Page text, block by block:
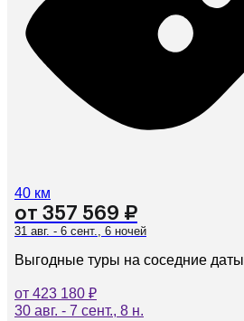
40 км
от 357 569 ₽
31 авг. - 6 сент., 6 ночей
Выгодные туры на соседние даты
от 423 180 ₽
30 авг. - 7 сент., 8 н.